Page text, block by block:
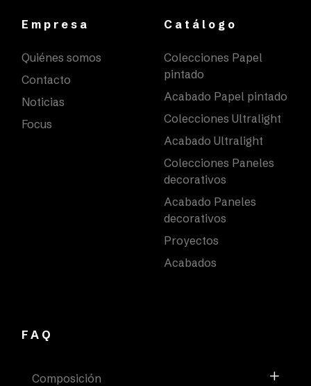
Empresa
Quiénes somos
Contacto
Noticias
Focus
Catálogo
Colecciones Papel
pintado
Acabado Papel pintado
Colecciones Ultralight
Acabado Ultralight
Colecciones Paneles
decorativos
Acabado Paneles
decorativos
Proyectos
Acabados
FAQ
Composición